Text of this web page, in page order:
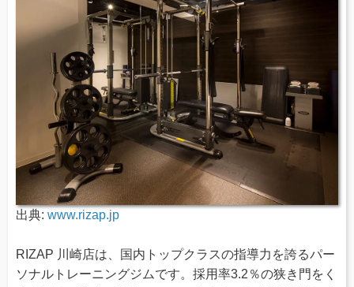
出典: www.rizap.jp
RIZAP 川崎店は、国内トップクラスの指導力を誇るパー
ソナルトレーニングジムです。採用率3.2％の狭き門をく